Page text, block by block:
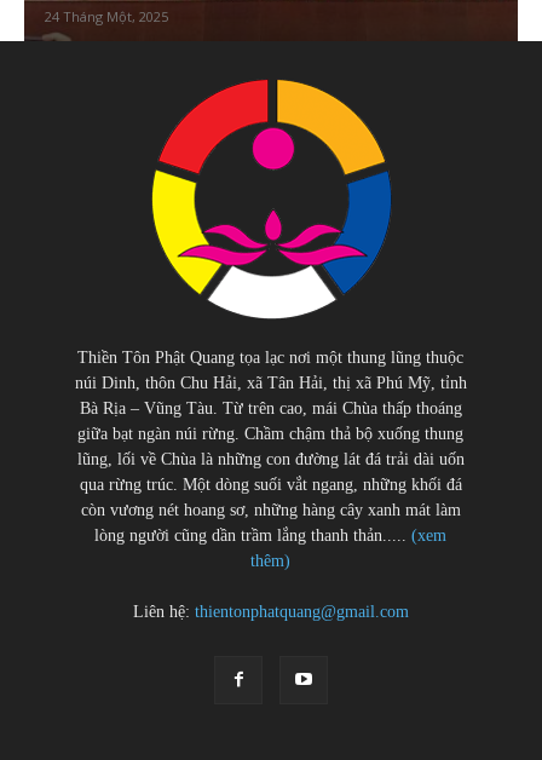
24 Tháng Một, 2025
Thiền Tôn Phật Quang tọa lạc nơi một thung lũng thuộc
núi Dinh, thôn Chu Hải, xã Tân Hải, thị xã Phú Mỹ, tỉnh
Bà Rịa – Vũng Tàu. Từ trên cao, mái Chùa thấp thoáng
giữa bạt ngàn núi rừng. Chầm chậm thả bộ xuống thung
lũng, lối về Chùa là những con đường lát đá trải dài uốn
qua rừng trúc. Một dòng suối vắt ngang, những khối đá
còn vương nét hoang sơ, những hàng cây xanh mát làm
lòng người cũng dần trầm lắng thanh thản.....(xem
thêm)
Liên hệ: thientonphatquang@gmail.com